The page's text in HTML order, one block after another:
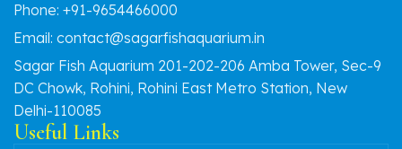
Phone: +91-9654466000
Email: contact@sagarfishaquarium.in
Sagar Fish Aquarium 201-202-206 Amba Tower, Sec-9
DC Chowk, Rohini, Rohini East Metro Station, New
Delhi-110085
Useful Links